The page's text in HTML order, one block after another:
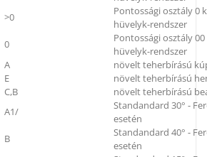
>0
Pontossági osztály 0
hüvelyk-rendszer
0
Pontossági osztály
hüvelyk-rendszer
A
növelt teherbírású
E
növelt teherbírású
C,B
növelt teherbírású
A1/
Standandard 30° -
esetén
B
Standandard 40° -
esetén